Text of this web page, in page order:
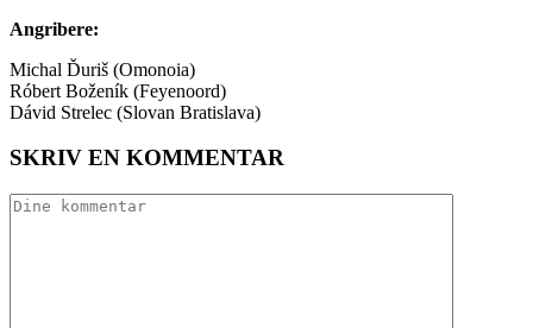
Angribere:
Michal Ďuriš (Omonoia)
Róbert Boženík (Feyenoord)
Dávid Strelec (Slovan Bratislava)
SKRIV EN KOMMENTAR